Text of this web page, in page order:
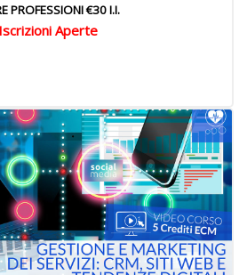
PROFESSIONI €30 I.I.
Iscrizioni Aperte